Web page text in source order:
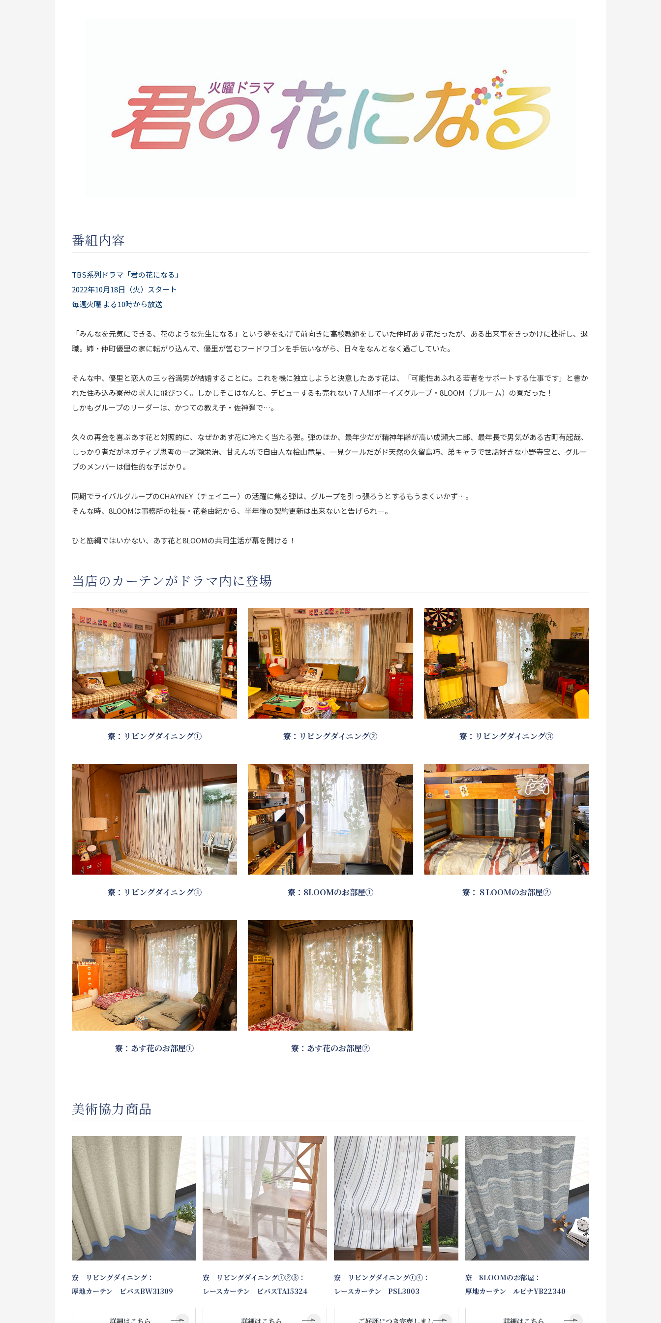
番組内容
TBS系列ドラマ「君の花になる」
2022年10月18日（火）スタート
毎週火曜 よる10時から放送
「みんなを元気にできる、花のような先生になる」という夢を掲げて前向きに高校教師をしていた仲町あす花だったが、ある出来事をきっかけに挫折し、退
職。姉・仲町優里の家に転がり込んで、優里が営むフードワゴンを手伝いながら、日々をなんとなく過ごしていた。
そんな中、優里と恋人の三ッ谷満男が結婚することに。これを機に独立しようと決意したあす花は、「可能性あふれる若者をサポートする仕事です」と書か
れた住み込み寮母の求人に飛びつく。しかしそこはなんと、デビューするも売れない７人組ボーイズグループ・8LOOM（ブルーム）の寮だった！
しかもグループのリーダーは、かつての教え子・佐神弾で…。
久々の再会を喜ぶあす花と対照的に、なぜかあす花に冷たく当たる弾。弾のほか、最年少だが精神年齢が高い成瀬大二郎、最年長で男気がある古町有起哉、
しっかり者だがネガティブ思考の一之瀬栄治、甘えん坊で自由人な桧山竜星、一見クールだがド天然の久留島巧、弟キャラで世話好きな小野寺宝と、グルー
プのメンバーは個性的な子ばかり。
同期でライバルグループのCHAYNEY（チェイニー）の活躍に焦る弾は、グループを引っ張ろうとするもうまくいかず…。
そんな時、8LOOMは事務所の社長・花巻由紀から、半年後の契約更新は出来ないと告げられ―。
ひと筋縄ではいかない、あす花と8LOOMの共同生活が幕を開ける！
当店のカーテンがドラマ内に登場
寮：リビングダイニング① 寮：リビングダイニング② 寮：リビングダイニング③
寮：リビングダイニング④ 寮：8LOOMのお部屋① 寮：８LOOMのお部屋②
寮：あす花のお部屋① 寮：あす花のお部屋②
美術協力商品
寮 リビングダイニング：
厚地カーテン ビバスBW31309
詳細はこちら
寮 リビングダイニング①②③：
レースカーテン ビバスTA15324
詳細はこちら
寮 リビングダイニング①④：
レースカーテン PSL3003
ご好評につき完売しまし
寮 8LOOMのお部屋：
厚地カーテン ルピナYB22340
詳細はこちら